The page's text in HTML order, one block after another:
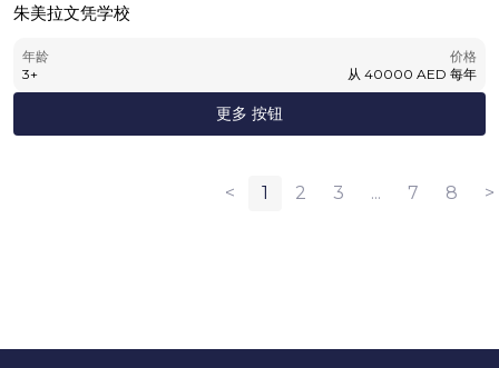
朱美拉文凭学校
年龄
3+
价格
从 40000 AED 每年
更多 按钮
< 1 2 3 ... 7 8 >